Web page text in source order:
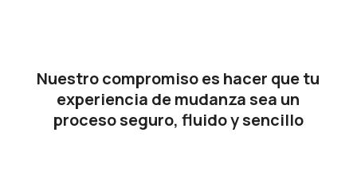
Nuestro compromiso es hacer que tu
experiencia de mudanza sea un
proceso seguro, fluido y sencillo